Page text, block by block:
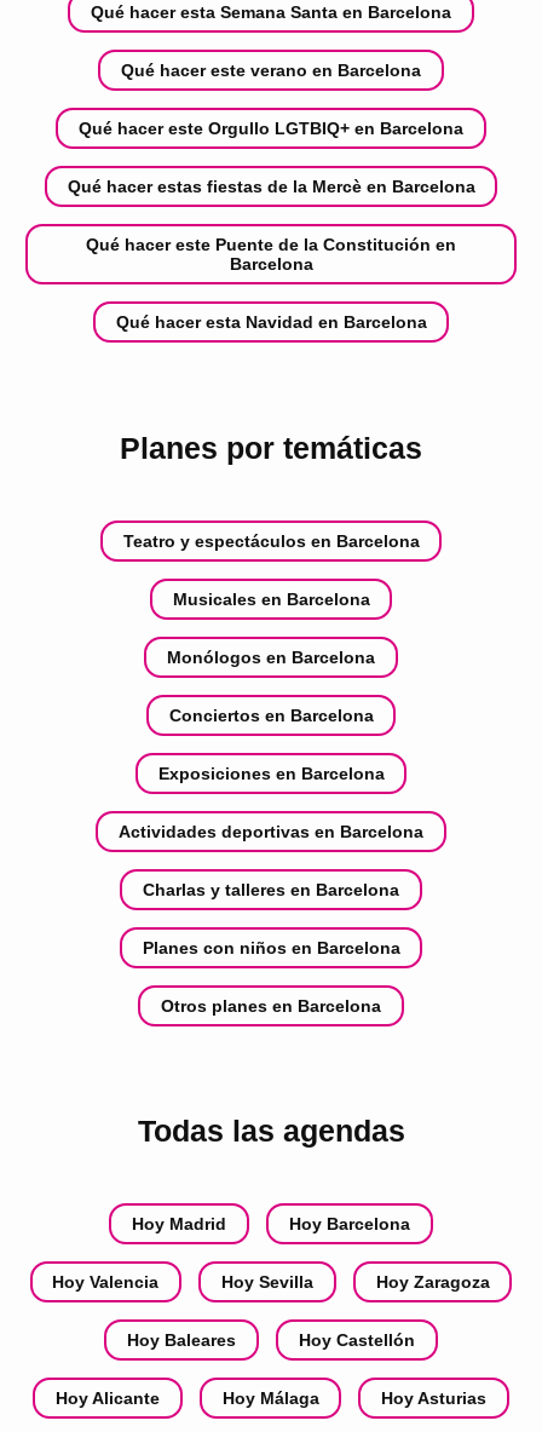
Qué hacer esta Semana Santa en Barcelona
Qué hacer este verano en Barcelona
Qué hacer este Orgullo LGTBIQ+ en Barcelona
Qué hacer estas fiestas de la Mercè en Barcelona
Qué hacer este Puente de la Constitución en
Barcelona
Qué hacer esta Navidad en Barcelona
Planes por temáticas
Teatro y espectáculos en Barcelona
Musicales en Barcelona
Monólogos en Barcelona
Conciertos en Barcelona
Exposiciones en Barcelona
Actividades deportivas en Barcelona
Charlas y talleres en Barcelona
Planes con niños en Barcelona
Otros planes en Barcelona
Todas las agendas
Hoy Madrid Hoy Barcelona
Hoy Valencia Hoy Sevilla Hoy Zaragoza
Hoy Baleares Hoy Castellón
Hoy Alicante Hoy Málaga Hoy Asturias